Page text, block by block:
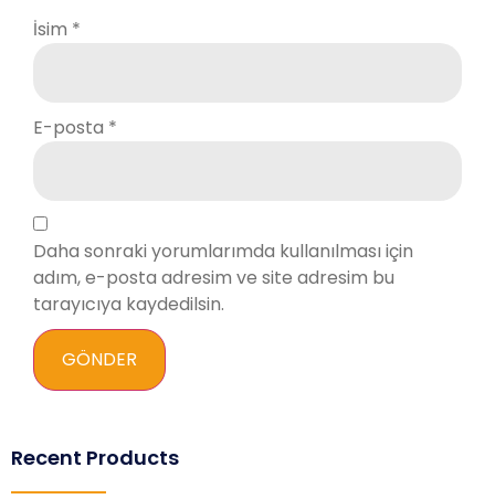
İsim *
E-posta *
Daha sonraki yorumlarımda kullanılması için
adım, e-posta adresim ve site adresim bu
tarayıcıya kaydedilsin.
Recent Products